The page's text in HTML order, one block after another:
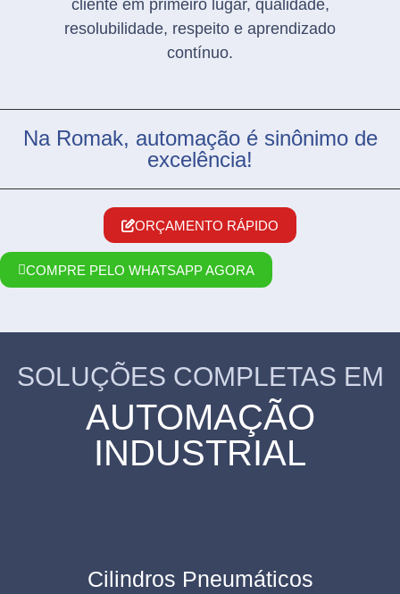
cliente em primeiro lugar, qualidade,
resolubilidade, respeito e aprendizado
contínuo.
Na Romak, automação é sinônimo de
excelência!
ORÇAMENTO RÁPIDO
COMPRE PELO WHATSAPP AGORA
SOLUÇÕES COMPLETAS EM
AUTOMAÇÃO
INDUSTRIAL
Cilindros Pneumáticos